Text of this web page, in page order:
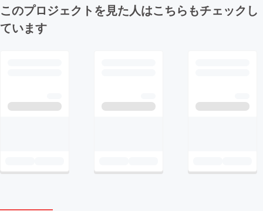
このプロジェクトを見た人はこちらもチェックし
ています